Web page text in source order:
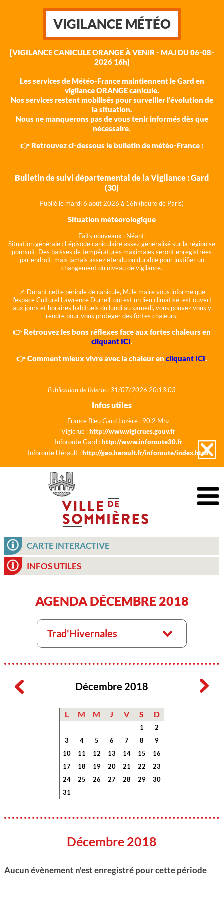
VIGILANCE MÉTÉO
[VIGILANCE CANICULE ORANGE À VENIR - MAJ DU 06-08-
2026 16h]
Les services de Météo-France maintiennent le Gard en
vigilance ORANGE canicule.
Nos services restent mobilisés pour surveiller l'évolution de
la situation.
Nous ne manquerons pas de vous tenir informés dès que
nécessaire.
👉 Retrouvez ci-dessous le bulletin de météo-France :
Bulletin de suivi départemental de la Vigilance : Gard
(30)
Publié le mardi 6 août 2026 à 16h (heure de Paris)
Situation météorologique
Faits nouveaux : Néant.
Situation générale : L'épisode caniculaire assez généralisé sur la région se
poursuit. Des baisses de températures maximales seront enregistrées
par endroit, mais jamais assez étendu ou durable pour justifier un
changement du niveau de vigilance.
📌 Durant cette période de canicule, M. le maire vous informe que
l'espace Culturel Lawrence Durrell, qui est un lieu climatisé, est ouvert
aux jours et horaires habituels du lundi au samedi, vous pouvez vous y
rendre pour vous protéger des fortes chaleurs.
👉 Retrouvez les bons réflexes face aux fortes chaleurs en
cliquant ICI.
👉 Comment mieux vivre avec la chaleur en cliquant ICI.
Publication de l'alerte : 31/07/2026 20:13:03
Infos utiles
France Bleu Gard Lozère : 90.2 Mhz
Vigicrue :http://www.vigicrues.gouv.fr
Inforoute Gard :http://www.inforoute30.fr
Inforoute Hérault :http://geo.herault.fr/inforoute/index.html
CARTE INTERACTIVE
INFOS UTILES
AGENDA DÉCEMBRE 2018
Trad'Hivernales
Décembre 2018
L M M J V S D
1
2
3
4 5 6 7 8
9
10
11 12 13 14 15
16
17
18 19 20 21 22
23
24
25 26 27 28 29
30
31
Décembre 2018
Aucun évènement n'est enregistré pour cette période